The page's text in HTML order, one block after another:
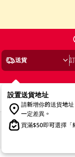
送貨
設置送貨地址
請新增你的送貨地
一定差異。
買滿$50即可選擇「